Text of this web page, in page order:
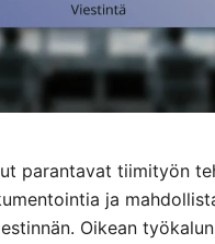
parantavat tiimityön
ja
Oikean